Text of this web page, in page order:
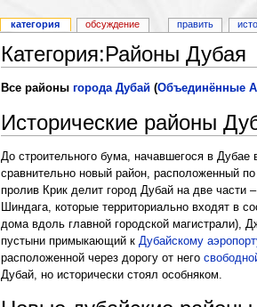
Категория:Районы Дубая
Все районы города Дубай(Объединённые
Исторические районы
До строительного бума, начавшегося в
сравнительно новый район, расположенный
пролив Крик делит город Дубай на две
Шиндага, которые территориально входят в
дома вдоль главной городской
пустыни примыкающий к Дубайскому
расположенной через дорогу от него
Дубай, но исторически стоял особняком.
категория обсуждение править